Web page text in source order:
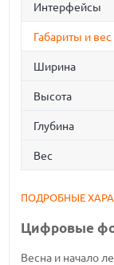
Интерфейсы
Габариты и вес
Ширина
Высота
Глубина
Вес
ПОДРОБНЫЕ
Цифровые
Весна и начало